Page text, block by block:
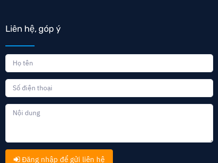
Liên hệ, góp ý
Đăng nhập để gửi liên hệ